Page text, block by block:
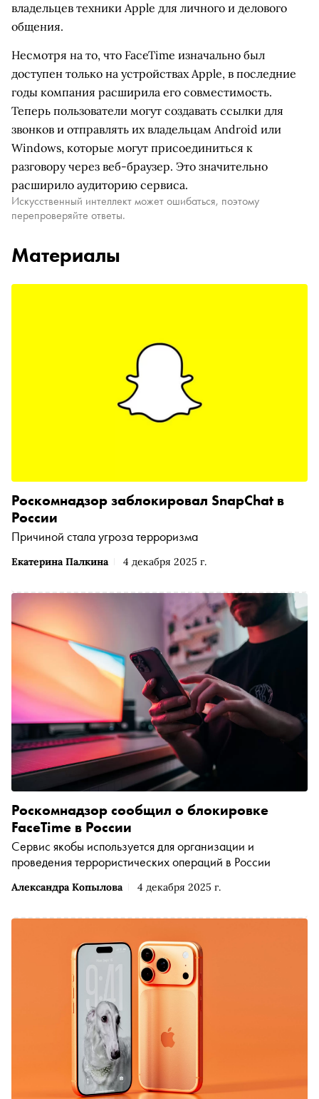
владельцев техники Apple для личного и делового
общения.
Несмотря на то, что FaceTime изначально был
доступен только на устройствах Apple, в последние
годы компания расширила его совместимость.
Теперь пользователи могут создавать ссылки для
звонков и отправлять их владельцам Android или
Windows, которые могут присоединиться к
разговору через веб-браузер. Это значительно
расширило аудиторию сервиса.
Искусственный интеллект может ошибаться, поэтому
перепроверяйте ответы.
Материалы
Екатерина Палкина 4 декабря 2025 г.
Роскомнадзор заблокировал SnapChat в
России
Причиной стала угроза терроризма
Александра Копылова 4 декабря 2025 г.
Роскомнадзор сообщил о блокировке
FaceTime в России
Сервис якобы используется для организации и
проведения террористических операций в России